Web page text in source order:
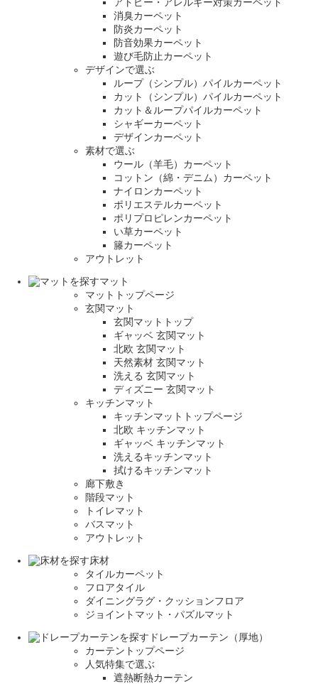
消臭カーペット
防炎カーペット
防音効果カーペット
遊び毛防止カーペット
デザインで選ぶ
ループ（シンプル）パイルカーペット
カット（シンプル）パイルカーペット
カット＆ループパイルカーペット
シャギーカーペット
デザインカーペット
素材で選ぶ
ウール（羊毛）カーペット
コットン（綿・デニム）カーペット
ナイロンカーペット
ポリエステルカーペット
ポリプロピレンカーペット
い草カーペット
籐カーペット
アウトレット
マット
マットトップページ
玄関マット
玄関マットトップ
ギャッベ 玄関マット
北欧 玄関マット
天然素材 玄関マット
洗える 玄関マット
ディズニー 玄関マット
キッチンマット
キッチンマットトップページ
北欧 キッチンマット
ギャッベ キッチンマット
洗えるキッチンマット
拭けるキッチンマット
廊下敷き
階段マット
トイレマット
バスマット
アウトレット
床材
タイルカーペット
フロアタイル
ダイニングラグ・クッションフロア
ジョイントマット・パズルマット
ドレープカーテン（厚地）
カーテントップページ
人気特集で選ぶ
遮熱断熱カーテン